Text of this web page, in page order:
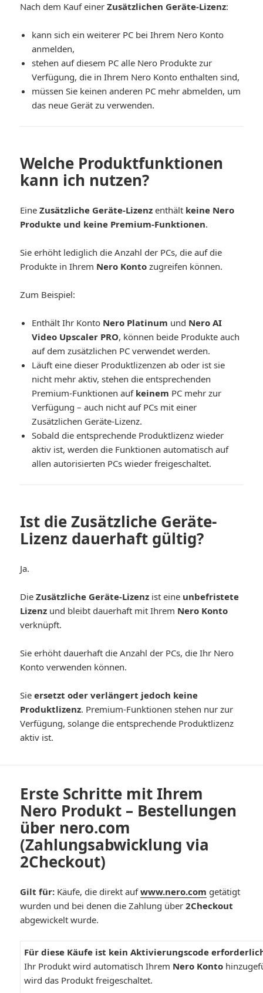
Nach dem Kauf einerZusätzlichen Geräte-Lizenz:
kann sich ein weiterer PC bei Ihrem Nero Konto
anmelden,
stehen auf diesem PC alle Nero Produkte zur
Verfügung, die in Ihrem Nero Konto enthalten sind,
müssen Sie keinen anderen PC mehr abmelden, um
das neue Gerät zu verwenden.
Welche Produktfunktionen
kann ich nutzen?
EineZusätzliche Geräte-Lizenz enthält keine Nero
Produkte und keine Premium-Funktionen.
Sie erhöht lediglich die Anzahl der PCs, die auf die
Produkte in Ihrem Nero Konto zugreifen können.
Zum Beispiel:
Enthält Ihr Konto Nero Platinum und Nero AI
Video Upscaler PRO, können beide Produkte auch
auf dem zusätzlichen PC verwendet werden.
Läuft eine dieser Produktlizenzen ab oder ist sie
nicht mehr aktiv, stehen die entsprechenden
Premium-Funktionen auf keinem PC mehr zur
Verfügung – auch nicht auf PCs mit einer
Zusätzlichen Geräte-Lizenz.
Sobald die entsprechende Produktlizenz wieder
aktiv ist, werden die Funktionen automatisch auf
allen autorisierten PCs wieder freigeschaltet.
Ist die Zusätzliche Geräte-
Lizenz dauerhaft gültig?
Ja.
DieZusätzliche Geräte-Lizenz ist eine unbefristete
Lizenz und bleibt dauerhaft mit Ihrem Nero Konto
verknüpft.
Sie erhöht dauerhaft die Anzahl der PCs, die Ihr Nero
Konto verwenden können.
Sieersetzt oder verlängert jedoch keine
Produktlizenz. Premium-Funktionen stehen nur zur
Verfügung, solange die entsprechende Produktlizenz
aktiv ist.
Erste Schritte mit Ihrem
Nero Produkt – Bestellungen
über nero.com
(Zahlungsabwicklung via
2Checkout)
Gilt für: Käufe, die direkt aufwww.nero.com getätigt
wurden und bei denen die Zahlung über2Checkout
abgewickelt wurde.
Für diese Käufe ist kein Aktivierungscode
Ihr Produkt wird automatisch Ihrem Nero Konto
wird das Produkt freigeschaltet.